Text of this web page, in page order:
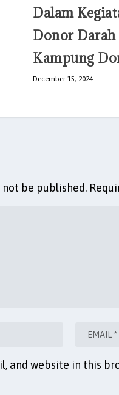
Dalam
Donor
Kampung
December 15, 2024
be published.
and website in this